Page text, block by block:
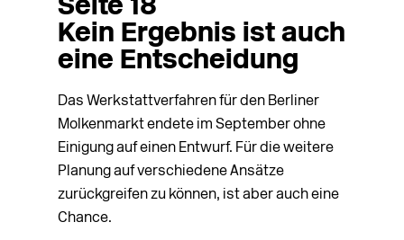
Seite 18
Kein Ergebnis ist auch
eine Entscheidung
Das Werkstattverfahren für den Berliner
Molkenmarkt endete im September ohne
Einigung auf einen Entwurf. Für die weitere
Planung auf verschiedene Ansätze
zurückgreifen zu können, ist aber auch eine
Chance.